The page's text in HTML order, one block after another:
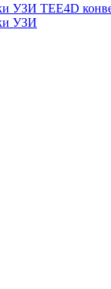
УЗИ TEE4D
УЗИ